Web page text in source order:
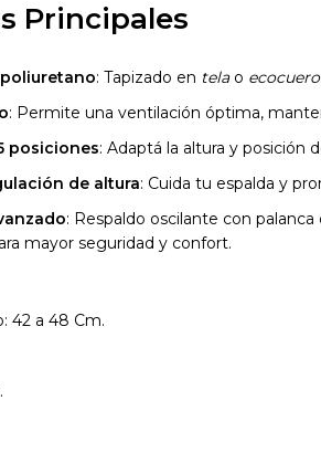
Principales
: Tapizado en telao
: Permite una ventilación óptima,
posiciones: Adaptá la altura y posición
de altura: Cuida tu espalda y
: Respaldo oscilante con
mayor seguridad y confort.
42 a 48 Cm.